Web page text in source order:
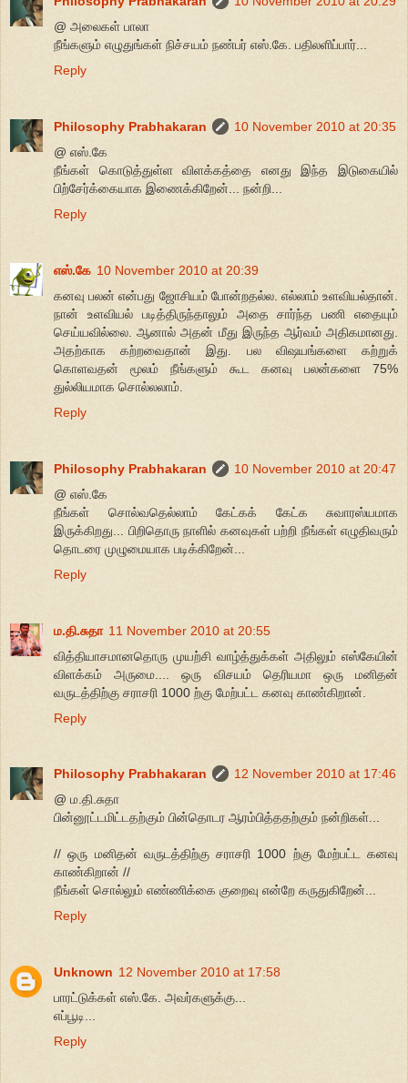
@ அலைகள் பாலா
நீங்களும் எழுதுங்கள் நிச்சயம் நண்பர் எஸ்.கே. பதிலளிப்பார்...
Reply
Philosophy Prabhakaran
10 November 2010 at 20:35
@ எஸ்.கே
நீங்கள் கொடுத்துள்ள விளக்கத்தை எனது இந்த இடுகையில்
பிற்சேர்க்கையாக இணைக்கிறேன்... நன்றி...
Reply
எஸ்.கே 10 November 2010 at 20:39
கனவு பலன் என்பது ஜோசியம் போன்றதல்ல. எல்லாம் உளவியல்தான்.
நான் உளவியல் படித்திருந்தாலும் அதை சார்ந்த பணி எதையும்
செய்யவில்லை. ஆனால் அதன் மீது இருந்த ஆர்வம் அதிகமானது.
அதற்காக கற்றவைதான் இது. பல விஷயங்களை கற்றுக்
கொளவதன் மூலம் நீங்களும் கூட கனவு பலன்களை 75%
துல்லியமாக சொல்லலாம்.
Reply
Philosophy Prabhakaran
10 November 2010 at 20:47
@ எஸ்.கே
நீங்கள் சொல்வதெல்லாம் கேட்கக் கேட்க சுவாரஸ்யமாக
இருக்கிறது... பிறிதொரு நாளில் கனவுகள் பற்றி நீங்கள் எழுதிவரும்
தொடரை முழுமையாக படிக்கிறேன்...
Reply
ம.தி.சுதா 11 November 2010 at 20:55
வித்தியாசமானதொரு முயற்சி வாழ்த்துக்கள் அதிலும் எஸ்கேயின்
விளக்கம் அருமை.... ஒரு விசயம் தெரியமா ஒரு மனிதன்
வருடத்திற்கு சராசரி 1000 ற்கு மேற்பட்ட கனவு காண்கிறான்.
Reply
Philosophy Prabhakaran
12 November 2010 at 17:46
@ ம.தி.சுதா
பின்னூட்டமிட்டதற்கும் பின்தொடர ஆரம்பித்ததற்கும் நன்றிகள்...
// ஒரு மனிதன் வருடத்திற்கு சராசரி 1000 ற்கு மேற்பட்ட கனவு
காண்கிறான் //
நீங்கள் சொல்லும் எண்ணிக்கை குறைவு என்றே கருதுகிறேன்...
Reply
Unknown 12 November 2010 at 17:58
பாரட்டுக்கள் எஸ்.கே. அவர்களுக்கு...
எப்பூடி...
Reply